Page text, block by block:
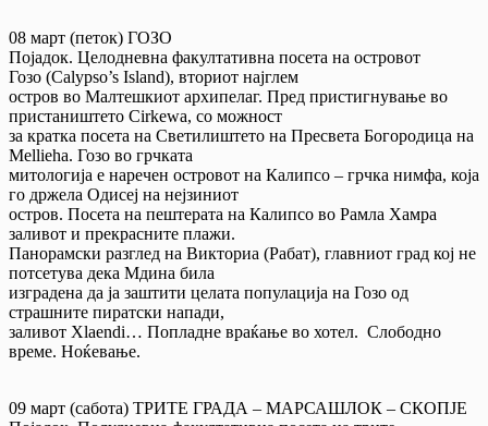
08 март (петок) ГОЗО
Појадок. Целодневна факултативна посета на островот
Гозо (Calypso’s Island), вториот најглем
остров во Малтешкиот архипелаг. Пред пристигнување во
пристаништето Cirkewa, со можност
за кратка посета на Светилиштето на Пресвета Богородица на
Mellieha. Гозо во грчката
митологија е наречен островот на Калипсо – грчка нимфа, која
го држела Одисеј на нејзиниот
остров. Посета на пештерата на Калипсо во Рамла Хамра
заливот и прекрасните плажи.
Панорамски разглед на Викториа (Рабат), главниот град кој не
потсетува дека Мдина била
изградена да ја заштити целата популација на Гозо од
страшните пиратски напади,
заливот Xlaendi… Попладне враќање во хотел. Слободно
време. Ноќевање.
09 март (сабота) ТРИТЕ ГРАДА – МАРСАШЛОК – СКОПЈЕ